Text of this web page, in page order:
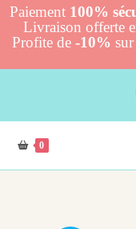
Paiement 100%
Livraison offerte
Profite de -10%
content
0